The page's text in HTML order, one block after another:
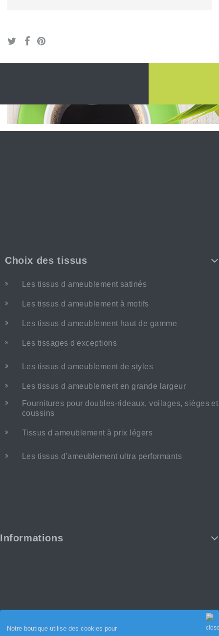
Notre boutique utilise des cookies pour
Choix des tissus
Les tissus d ameublement satinés
Les tissus d ameublement à motifs
Les tissus d ameublement haut de gamme
Les tissages d'exceptions
Les tissus d ameublement de styles
Les tissus d ameublement en grande largeur
Fournitures pour doubles-rideaux, voilages, sièges et
coussins
Tissus d ameublement à prix légers
Les tissus d'ameublement ultra performants
Informations